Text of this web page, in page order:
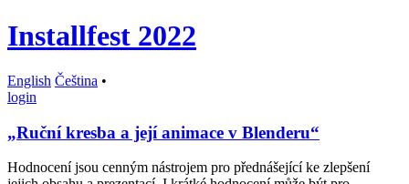
Installfest 2022
English Čeština •
login
„Ruční kresba a její animace v Blenderu“
Hodnocení jsou cenným nástrojem pro přednášející ke zlepšení